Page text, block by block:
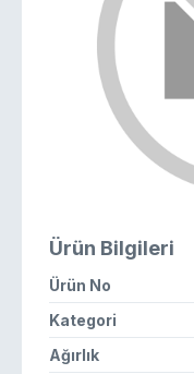
Ürün Bilgileri
Ürün No
Kategori
Ağırlık